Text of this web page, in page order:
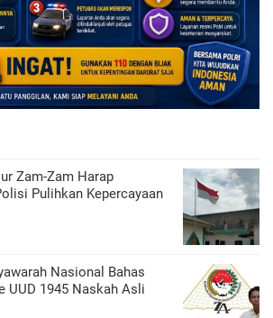
Zam-Zam Harap
Pulihkan Kepercayaan
Nasional Bahas
UUD 1945 Naskah Asli